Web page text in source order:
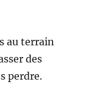
au terrain
des
perdre.